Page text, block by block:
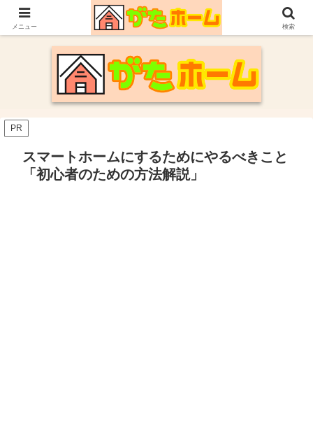
30代施主が自身の新潟での家づくり体験や参考にした情報についてまとめてい
ます。
PR
スマートホームにするためにやるべきこと
「初心者のための方法解説」
メニュー 検索